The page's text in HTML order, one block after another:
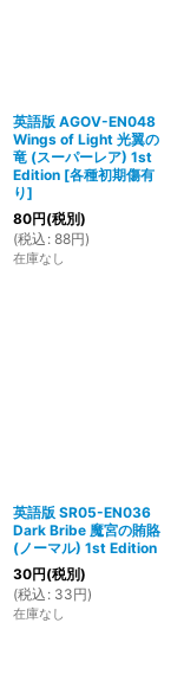
英語版 AGOV-EN048
Wings of Light 光翼の
竜 (スーパーレア) 1st
Edition [各種初期傷有
り]
80円(税別)
(税込 : 88円)
在庫なし
英語版 SR05-EN036
Dark Bribe 魔宮の賄賂
(ノーマル) 1st Edition
30円(税別)
(税込 : 33円)
在庫なし